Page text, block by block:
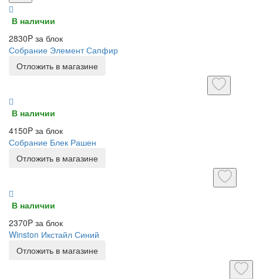
В наличии
2830P за блок
Собрание Элемент Сапфир
Отложить в магазине
В наличии
4150P за блок
Собрание Блек Рашен
Отложить в магазине
В наличии
2370P за блок
Winston Икстайл Синий
Отложить в магазине